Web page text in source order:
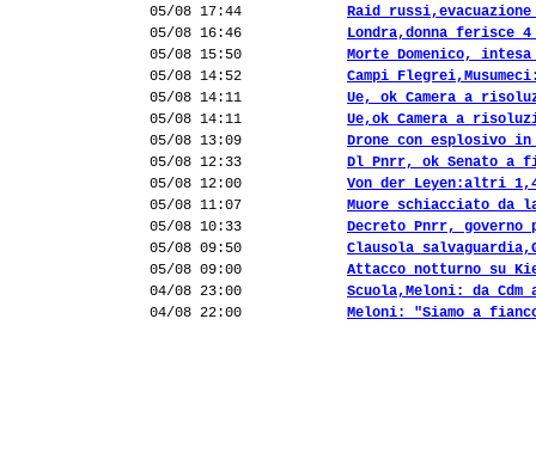
05/08 17:44
Raid
05/08 16:46
Londra,donna ferisce
05/08 15:50
Morte Domenico,
05/08 14:52
Campi
05/08 14:11
Ue, ok Camera a
05/08 14:11
Ue,ok Camera a
05/08 13:09
Drone con esplosivo
05/08 12:33
Dl Pnrr, ok Senato a
05/08 12:00
Von der Leyen:altri
05/08 11:07
Muore schiacciato da
05/08 10:33
Decreto Pnrr,
05/08 09:50
Clausola
05/08 09:00
Attacco notturno su
04/08 23:00
Scuola,Meloni: da
04/08 22:00
Meloni: "Siamo a